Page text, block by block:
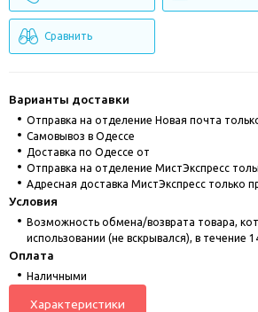
Сравнить
Варианты доставки
Отправка на отделение Новая почта
Cамовывоз в Одессе
Доставка по Одессе от
Отправка на отделение МистЭкспресс
Адресная доставка МистЭкспресс только
Условия
Возможность обмена/возврата товара,
использовании (не вскрывался), в течение
Оплата
Наличными
Характеристики